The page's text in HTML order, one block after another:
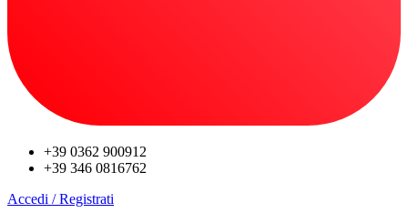
+39 0362 900912
+39 346 0816762
Accedi / Registrati